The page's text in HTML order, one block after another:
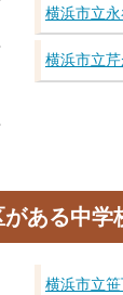
横浜市立
横浜市立
ある中学
横浜市立